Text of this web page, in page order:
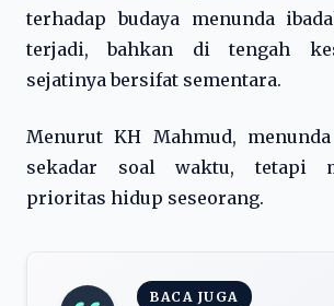
terhadap budaya menunda
terjadi, bahkan di tengah
sejatinya bersifat sementara.
Menurut KH Mahmud,
sekadar soal waktu, tetapi
prioritas hidup seseorang.
BACA JUGA